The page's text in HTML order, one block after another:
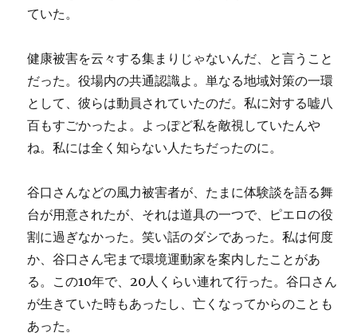
ていた。
健康被害を云々する集まりじゃないんだ、と言うこと
だった。役場内の共通認識よ。単なる地域対策の一環
として、彼らは動員されていたのだ。私に対する嘘八
百もすごかったよ。よっぽど私を敵視していたんや
ね。私には全く知らない人たちだったのに。
谷口さんなどの風力被害者が、たまに体験談を語る舞
台が用意されたが、それは道具の一つで、ピエロの役
割に過ぎなかった。笑い話のダシであった。私は何度
か、谷口さん宅まで環境運動家を案内したことがあ
る。この10年で、20人くらい連れて行った。谷口さん
が生きていた時もあったし、亡くなってからのことも
あった。